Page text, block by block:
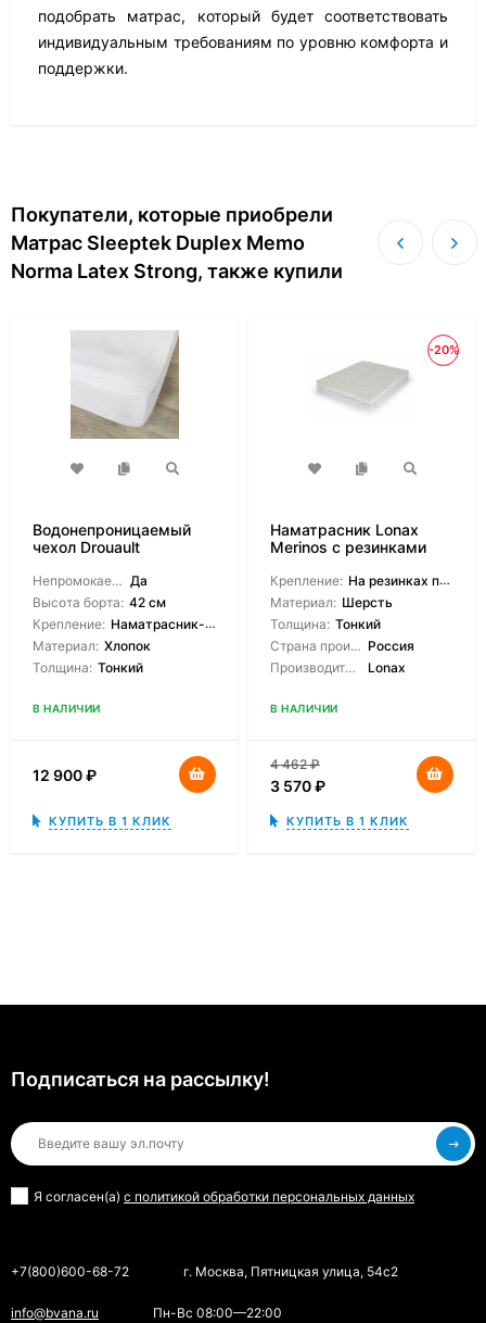
подобрать матрас, который будет соответствовать
индивидуальным требованиям по уровню комфорта и
поддержки.
Покупатели, которые приобрели
Матрас Sleeptek Duplex Memo
Norma Latex Strong, также купили
Водонепроницаемый
чехол Drouault
Непромокаемый: Да
Высота борта: 42 см
Крепление: Наматрасник-чехол
Материал: Хлопок
Толщина: Тонкий
В НАЛИЧИИ
12 900₽
КУПИТЬ В 1 КЛИК
-20%
Наматрасник Lonax
Merinos с резинками
Крепление: На резинках по углам
Материал: Шерсть
Толщина: Тонкий
Страна производитель: Россия
Производитель:
Lonax
В НАЛИЧИИ
4 462₽
3 570₽
КУПИТЬ В 1 КЛИК
Подписаться на рассылкy!
Я согласен(a) с политикой обработки персональных данных
+7(800)600-68-72 г. Москва, Пятницкая улица, 54с2
info@bvana.ru Пн-Вс 08:00—22:00